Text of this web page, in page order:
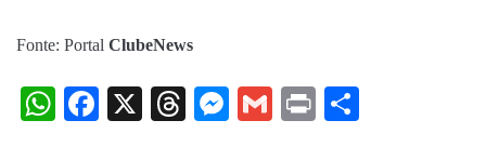
Fonte: Portal ClubeNews
WhatsApp
Facebook
X Threads
Messenger
Gmail
Print